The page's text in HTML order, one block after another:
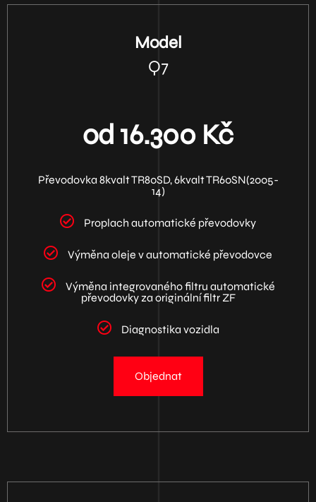
Model
Q7
od 16.300 Kč
Převodovka 8kvalt TR80SD, 6kvalt TR60SN(2005-
14)
Proplach automatické převodovky
Výměna oleje v automatické převodovce
Výměna integrovaného filtru automatické
převodovky za originální filtr ZF
Diagnostika vozidla
Objednat